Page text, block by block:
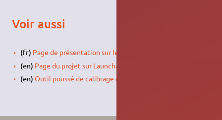
Voir aussi
(fr) Page de présentation sur le forum d'ubuntu-fr.org
(en) Page du projet sur Launchapd
(en) Outil poussé de calibrage en ligne avec foison d'infos.